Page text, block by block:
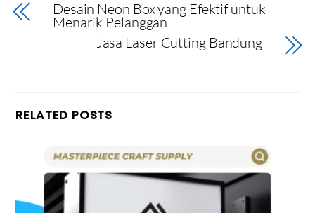
Desain Neon Box yang Efektif untuk
Menarik Pelanggan
Jasa Laser Cutting Bandung
RELATED POSTS